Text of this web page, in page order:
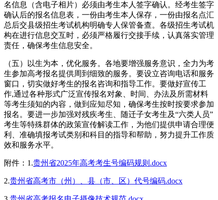
名信息（含电子相片）必须由考生本人签字确认。经考生签字
确认后的报名信息表，一份由考生本人保存，一份由报名点汇
总后交县级招生考试机构明确专人保管备查。各级招生考试机
构在进行信息交互时，必须严格履行交接手续，认真落实管理
责任，确保考生信息安全。
（五）以生为本，优化服务。各地要增强服务意识，全力为考
生参加高考报名提供周到细致的服务。要设立咨询电话和服务
窗口，切实做好考生的报名咨询和指导工作。要做好宣传工
作,通过各种形式广泛宣传报名对象、时间、办法及所需材料
等考生须知的内容，做到应知尽知，确保考生按时按要求参加
报名。要进一步加强对残疾考生、随迁子女考生及“六类人员”
考生等特殊群体的政策宣传解读工作，为他们提供申请合理便
利、准确填报考试类别和科目的指导和帮助，努力提升工作质
效和服务水平。
附件：1.贵州省2025年高考考生号编码规则.docx
2.贵州省高考市（州）、县（市、区）代号编码.docx